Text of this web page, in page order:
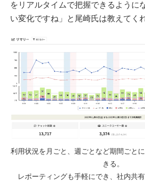
をリアルタイムで把握できるように
い変化ですね」と尾崎氏は教えてく
利用状況を月ごと、週ごとなど期間ごと
きる。
レポーティングも手軽にでき、社内共